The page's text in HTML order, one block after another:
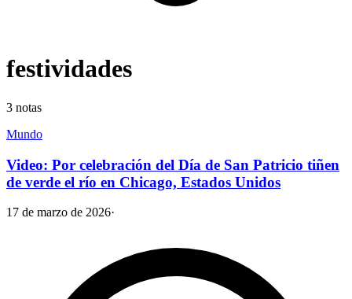
festividades
3 notas
Mundo
Video: Por celebración del Día de San Patricio tiñen
de verde el río en Chicago, Estados Unidos
17 de marzo de 2026·